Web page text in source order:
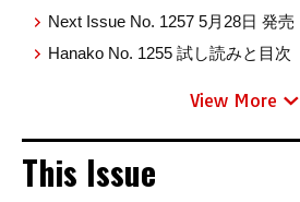
Next Issue No. 1257 5月28日 発売
Hanako No. 1255 試し読みと目次
View More
This Issue